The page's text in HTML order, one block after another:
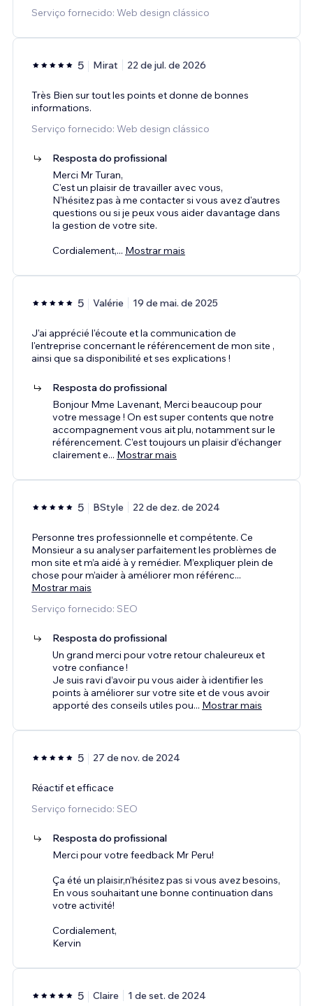
Serviço fornecido: Web design clássico
5 Mirat 22 de jul. de 2026
Très Bien sur tout les points et donne de bonnes
informations.
Serviço fornecido: Web design clássico
Resposta do profissional
Merci Mr Turan,
C'est un plaisir de travailler avec vous,
N'hésitez pas à me contacter si vous avez d'autres
questions ou si je peux vous aider davantage dans
la gestion de votre site.
Cordialement,... Mostrar mais
5 Valérie 19 de mai. de 2025
J'ai apprécié l'écoute et la communication de
l'entreprise concernant le référencement de mon site ,
ainsi que sa disponibilité et ses explications !
Resposta do profissional
Bonjour Mme Lavenant, Merci beaucoup pour
votre message ! On est super contents que notre
accompagnement vous ait plu, notamment sur le
référencement. C’est toujours un plaisir d’échanger
clairement e... Mostrar mais
5 BStyle 22 de dez. de 2024
Personne tres professionnelle et compétente. Ce
Monsieur a su analyser parfaitement les problèmes de
mon site et m’a aidé à y remédier. M’expliquer plein de
chose pour m’aider à améliorer mon référenc...
Mostrar mais
Serviço fornecido: SEO
Resposta do profissional
Un grand merci pour votre retour chaleureux et
votre confiance !
Je suis ravi d’avoir pu vous aider à identifier les
points à améliorer sur votre site et de vous avoir
apporté des conseils utiles pou... Mostrar mais
5 27 de nov. de 2024
Réactif et efficace
Serviço fornecido: SEO
Resposta do profissional
Merci pour votre feedback Mr Peru!
Ça été un plaisir,n’hésitez pas si vous avez besoins,
En vous souhaitant une bonne continuation dans
votre activité!
Cordialement,
Kervin
5 Claire 1 de set. de 2024